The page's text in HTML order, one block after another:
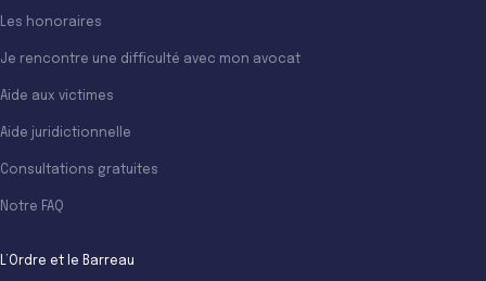
Les honoraires
Je rencontre une difficulté avec mon avocat
Aide aux victimes
Aide juridictionnelle
Consultations gratuites
Notre FAQ
L’Ordre et le Barreau